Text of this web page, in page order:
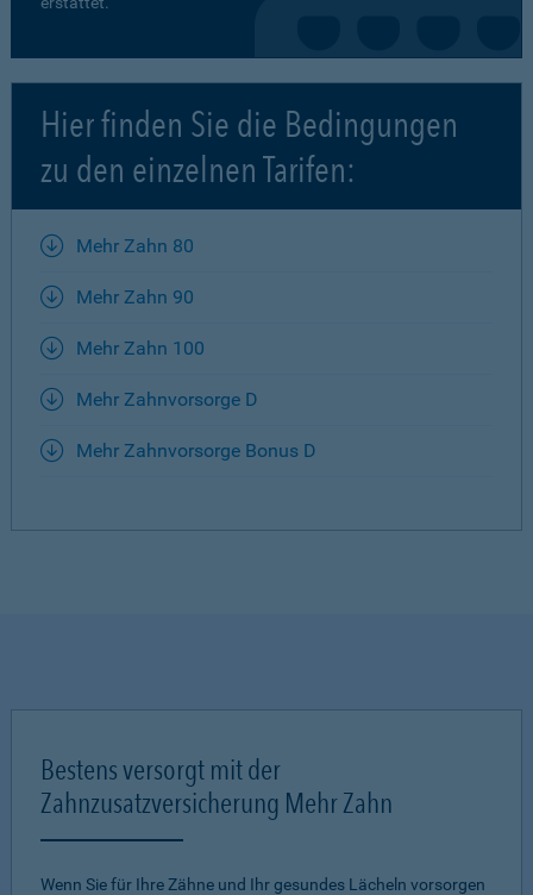
Hier finden Sie die Bedingungen
zu den einzelnen Tarifen:
Mehr Zahn 80
Mehr Zahn 90
Mehr Zahn 100
Mehr Zahnvorsorge D
Mehr Zahnvorsorge Bonus D
Bestens versorgt mit der
Zahnzusatzversicherung Mehr Zahn
Wenn Sie für Ihre Zähne und Ihr gesundes Lächeln vorsorgen